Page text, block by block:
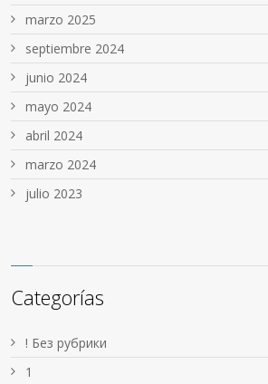
marzo 2025
septiembre 2024
junio 2024
mayo 2024
abril 2024
marzo 2024
julio 2023
Categorías
! Без рубрики
1